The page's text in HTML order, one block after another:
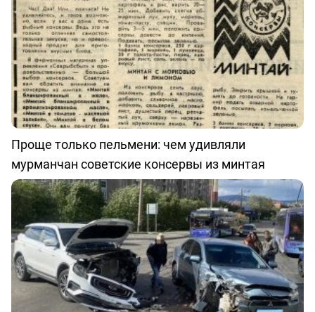
Проще только пельмени: чем удивляли
мурманчан советские консервы из минтая